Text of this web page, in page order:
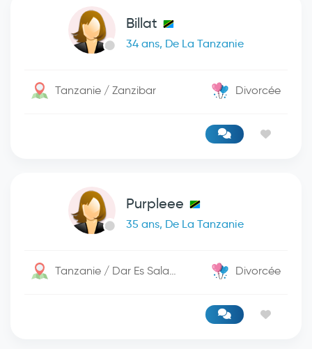
Billat
34 ans, De La Tanzanie
Tanzanie / Zanzibar Divorcée
Purpleee
35 ans, De La Tanzanie
Tanzanie / Dar Es Salaam Divorcée